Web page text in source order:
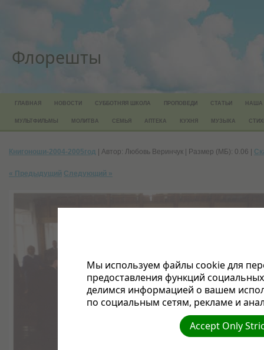
Флорешты
ГЛАВНАЯ НОВОСТИ СУББОТНЯЯ ШКОЛА ПРОПОВЕДИ СТАТЬИ НАША
МУЛЬТФИЛЬМЫ МОЛИТВА СЕМЬЯ АПТЕКА КУХНЯ МУЗЫКА
Книгоноши-2004-2005год | Автор: Любовь Веринчук | Размер (МБ): 0.06 |
« Предыдущий Следующий »
Мы используем файлы cookie для
предоставления функций
делимся информацией о вашем
по социальным сетям, рекламе и
Accept Only